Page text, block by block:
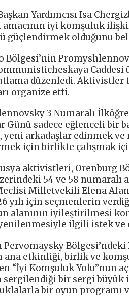
Yardımcısı Isa
amacının iyi komşuluk
güçlendirmek olduğunu
Bölgesi’nin
düzenledi. Aktivistler
organize etti.
3 Numaralı
Günü sadece eğlenceli bir
yeni arkadaşlar edinmek
için birlikte çalışmak
aktivistleri, Orenburg
54 ve 58
Milletvekili Elena
yılı için seçmenlerin
alanının iyileştirilmesi
yenilenmesiyle ilgili istek
Pervomaysky
ana etkinliği, birlik ve
“İyi Komşuluk Yolu”nun
sergilendiği bir sergi
bir oyun programı